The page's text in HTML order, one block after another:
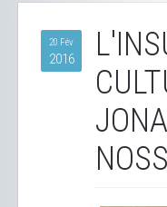
20 Fév
2016